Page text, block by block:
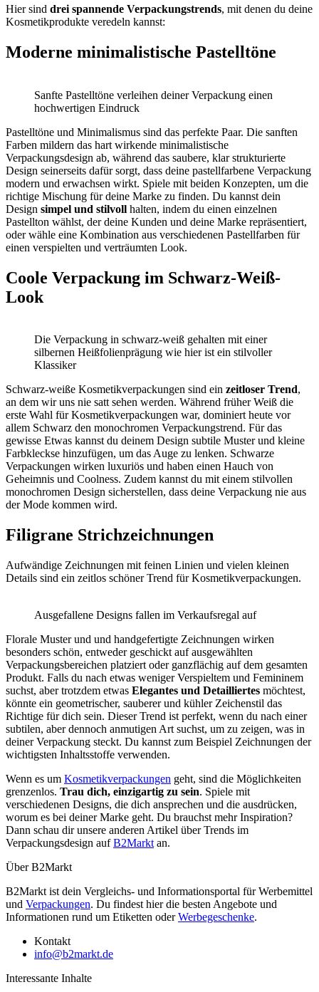
Hier sind drei spannende Verpackungstrends, mit denen du deine
Kosmetikprodukte veredeln kannst:
Moderne minimalistische Pastelltöne
Sanfte Pastelltöne verleihen deiner Verpackung einen
hochwertigen Eindruck
Pastelltöne und Minimalismus sind das perfekte Paar. Die sanften
Farben mildern das hart wirkende minimalistische
Verpackungsdesign ab, während das saubere, klar strukturierte
Design seinerseits dafür sorgt, dass deine pastellfarbene Verpackung
modern und erwachsen wirkt. Spiele mit beiden Konzepten, um die
richtige Mischung für deine Marke zu finden. Du kannst dein
Design simpel und stilvoll halten, indem du einen einzelnen
Pastellton wählst, der deine Kunden und deine Marke repräsentiert,
oder wähle eine Kombination aus verschiedenen Pastellfarben für
einen verspielten und verträumten Look.
Coole Verpackung im Schwarz-Weiß-
Look
Die Verpackung in schwarz-weiß gehalten mit einer
silbernen Heißfolienprägung wie hier ist ein stilvoller
Klassiker
Schwarz-weiße Kosmetikverpackungen sind ein zeitloser Trend,
an dem wir uns nie satt sehen werden. Während früher Weiß die
erste Wahl für Kosmetikverpackungen war, dominiert heute vor
allem Schwarz den monochromen Verpackungstrend. Für das
gewisse Etwas kannst du deinem Design subtile Muster und kleine
Farbkleckse hinzufügen, um das Auge zu lenken. Schwarze
Verpackungen wirken luxuriös und haben einen Hauch von
Geheimnis und Coolness. Zudem kannst du mit einem stilvollen
monochromen Design sicherstellen, dass deine Verpackung nie aus
der Mode kommen wird.
Filigrane Strichzeichnungen
Aufwändige Zeichnungen mit feinen Linien und vielen kleinen
Details sind ein zeitlos schöner Trend für Kosmetikverpackungen.
Ausgefallene Designs fallen im Verkaufsregal auf
Florale Muster und und handgefertigte Zeichnungen wirken
besonders schön, entweder geschickt auf ausgewählten
Verpackungsbereichen platziert oder ganzflächig auf dem gesamten
Produkt. Falls du nach etwas weniger Verspieltem und Femininem
suchst, aber trotzdem etwas Elegantes und Detailliertes möchtest,
könnte ein geometrischer, sauberer und kühler Zeichenstil das
Richtige für dich sein. Dieser Trend ist perfekt, wenn du nach einer
subtilen, aber dennoch anmutigen Art suchst, um zu zeigen, was in
deiner Verpackung steckt. Du kannst zum Beispiel Zeichnungen der
wichtigsten Inhaltsstoffe verwenden.
Wenn es um Kosmetikverpackungen geht, sind die Möglichkeiten
grenzenlos. Trau dich, einzigartig zu sein. Spiele mit
verschiedenen Designs, die dich ansprechen und die ausdrücken,
worum es bei deiner Marke geht. Du brauchst mehr Inspiration?
Dann schau dir unsere anderen Artikel über Trends im
Verpackungsdesign aufB2Markt an.
Über B2Markt
B2Markt ist dein Vergleichs- und Informationsportal für Werbemittel
und Verpackungen. Du findest hier die besten Angebote und
Informationen rund um Etiketten oderWerbegeschenke.
Kontakt
info@b2markt.de
Interessante Inhalte